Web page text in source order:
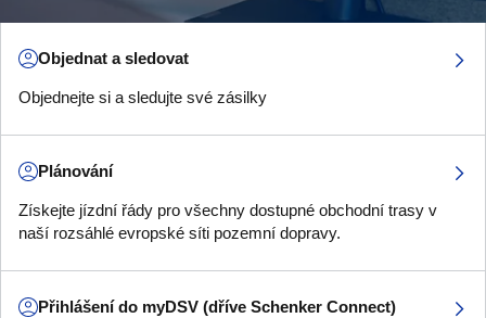
Objednat a sledovat
Objednejte si a sledujte své zásilky
Plánování
Získejte jízdní řády pro všechny dostupné obchodní trasy v
naší rozsáhlé evropské síti pozemní dopravy.
Přihlášení do myDSV (dříve Schenker Connect)